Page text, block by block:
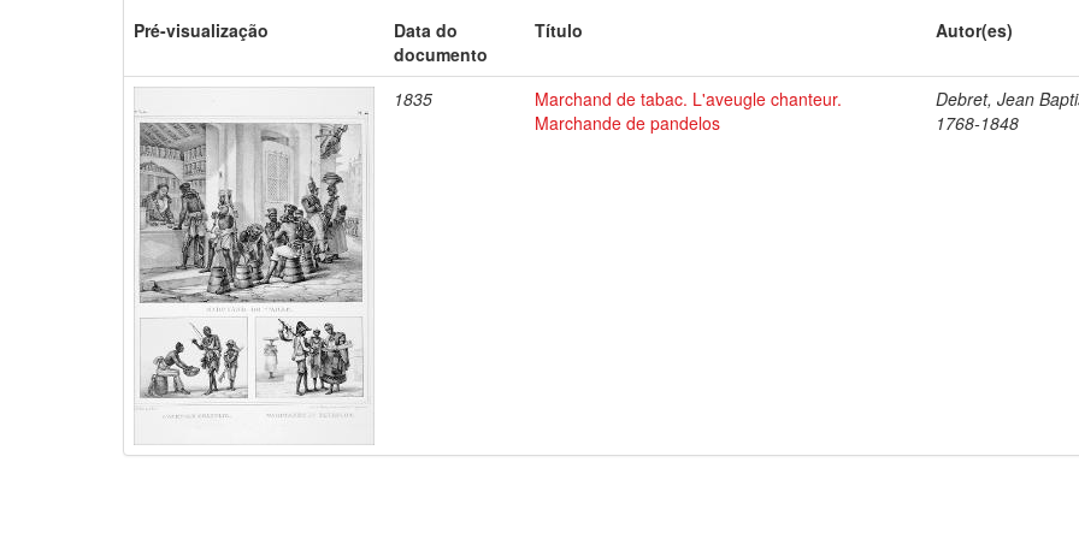
Pré-visualização
Data do
documento
Título Autor(es)
1835
Marchand de tabac. L'aveugle chanteur.
Marchande de pandelos
Debret, Jean
1768-1848